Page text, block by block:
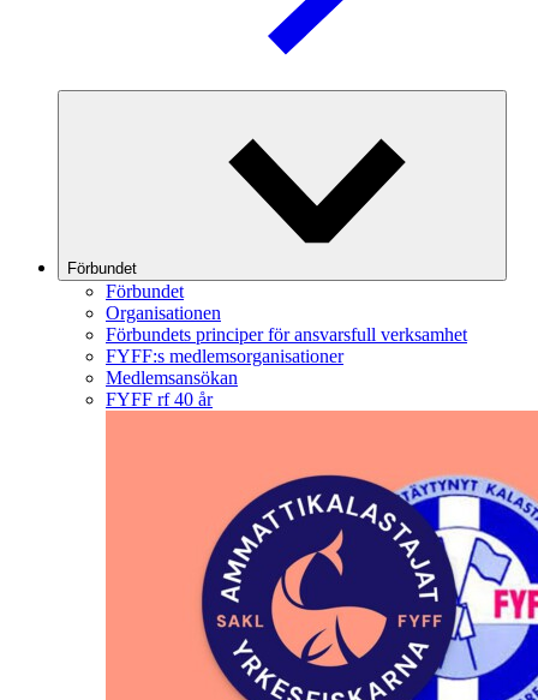
Förbundet
Förbundet
Organisationen
Förbundets principer för ansvarsfull verksamhet
FYFF:s medlemsorganisationer
Medlemsansökan
FYFF rf 40 år